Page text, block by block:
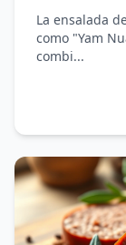
La ensalada
como "Yam
combi...